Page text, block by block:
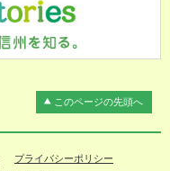
このページの先頭へ
プライバシーポリシー